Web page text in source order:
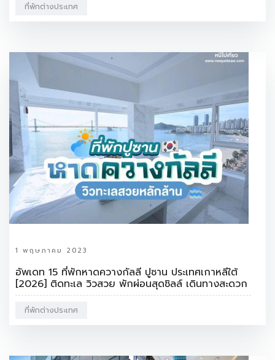
ที่พักต่างประเทศ
1 พฤษภาคม 2023
อัพเดท 15 ที่พักหาดควางกัลลี ปูซาน ประเทศเกาหลีใต้
[2026] ติดทะเล วิวสวย พักผ่อนสุดชิลล์ เดินทางสะดวก
ที่พักต่างประเทศ